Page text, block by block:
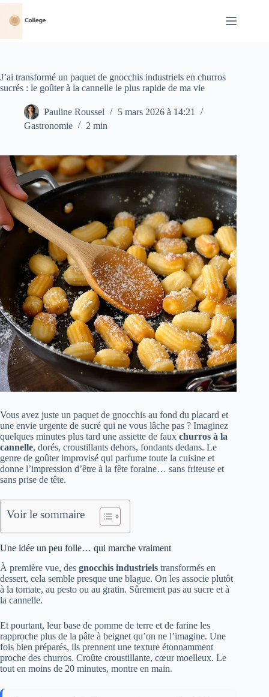
Passer
contenu
J’ai transformé un paquet de gnocchis industriels en churros
sucrés : le goûter à la cannelle le plus rapide de ma vie
Pauline Roussel
5 mars 2026 à 14:21
Gastronomie
2 min
Vous avez juste un paquet de gnocchis au fond du placard et
une envie urgente de sucré qui ne vous lâche pas ? Imaginez
quelques minutes plus tard une assiette de faux churros à la
cannelle, dorés, croustillants dehors, fondants dedans. Le
genre de goûter improvisé qui parfume toute la cuisine et
donne l’impression d’être à la fête foraine… sans friteuse et
sans prise de tête.
Voir le sommaire
Une idée un peu folle… qui marche vraiment
À première vue, des gnocchis industriels transformés en
dessert, cela semble presque une blague. On les associe plutôt
à la tomate, au pesto ou au gratin. Sûrement pas au sucre et à
la cannelle.
Et pourtant, leur base de pomme de terre et de farine les
rapproche plus de la pâte à beignet qu’on ne l’imagine. Une
fois bien préparés, ils prennent une texture étonnamment
proche des churros. Croûte croustillante, cœur moelleux. Le
tout en moins de 20 minutes, montre en main.